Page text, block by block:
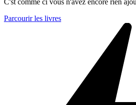
Parcourir les livres